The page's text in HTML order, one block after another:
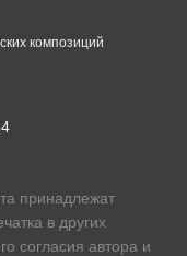
принадлежат
в других
согласия автора и